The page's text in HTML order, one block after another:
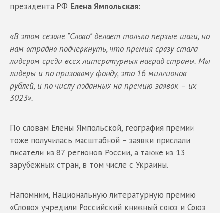
президента РФ Елена Ямпольская:
«В этом сезоне "Слово" делает только первые шаги, но
нам отрадно подчеркнуть, что премия сразу стала
лидером среди всех литературных наград страны. Мы
лидеры и по призовому фонду, это 16 миллионов
рублей, и по числу поданных на премию заявок – их
3023».
По словам Елены Ямпольской, география премии
тоже получилась масштабной – заявки прислали
писатели из 87 регионов России, а также из 13
зарубежных стран, в том числе с Украины.
Напомним, Национальную литературную премию
«Слово» учредили Российский книжный союз и Союз